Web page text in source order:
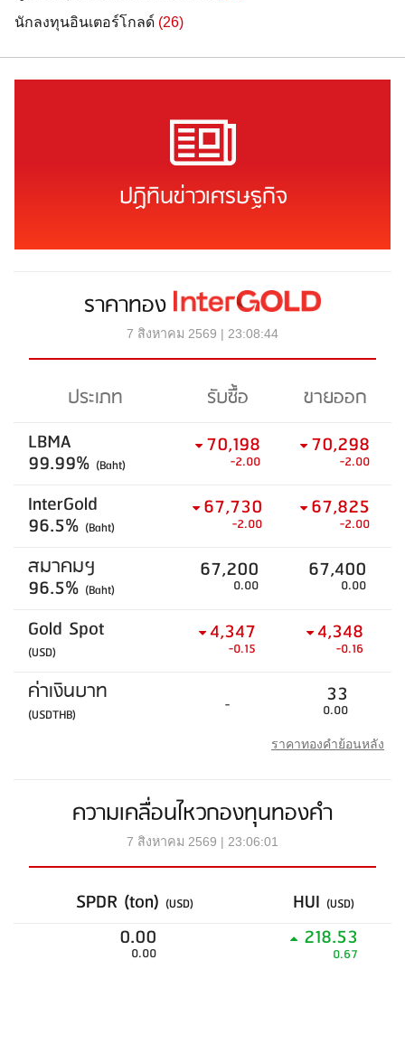
นักลงทุนอินเตอร์โกลด์ (26)
ปฏิทินข่าวเศรษฐกิจ
ราคาทอง
7 สิงหาคม 2569 | 23:08:44
ประเภท รับซื้อ
ขายออก
LBMA
99.99% (Baht)
70,198
-2.00
70,298
-2.00
InterGold
96.5% (Baht)
67,730
-2.00
67,825
-2.00
สมาคมฯ
96.5% (Baht)
67,200
0.00
67,400
0.00
Gold Spot
(USD)
4,347
-0.15
4,348
-0.16
ค่าเงินบาท
(USDTHB) - 33
0.00
ราคาทองคำย้อนหลัง
ความเคลื่อนไหวกองทุนทองคำ
7 สิงหาคม 2569 | 23:06:01
SPDR (ton) (USD) HUI (USD)
0.00
0.00
218.53
0.67